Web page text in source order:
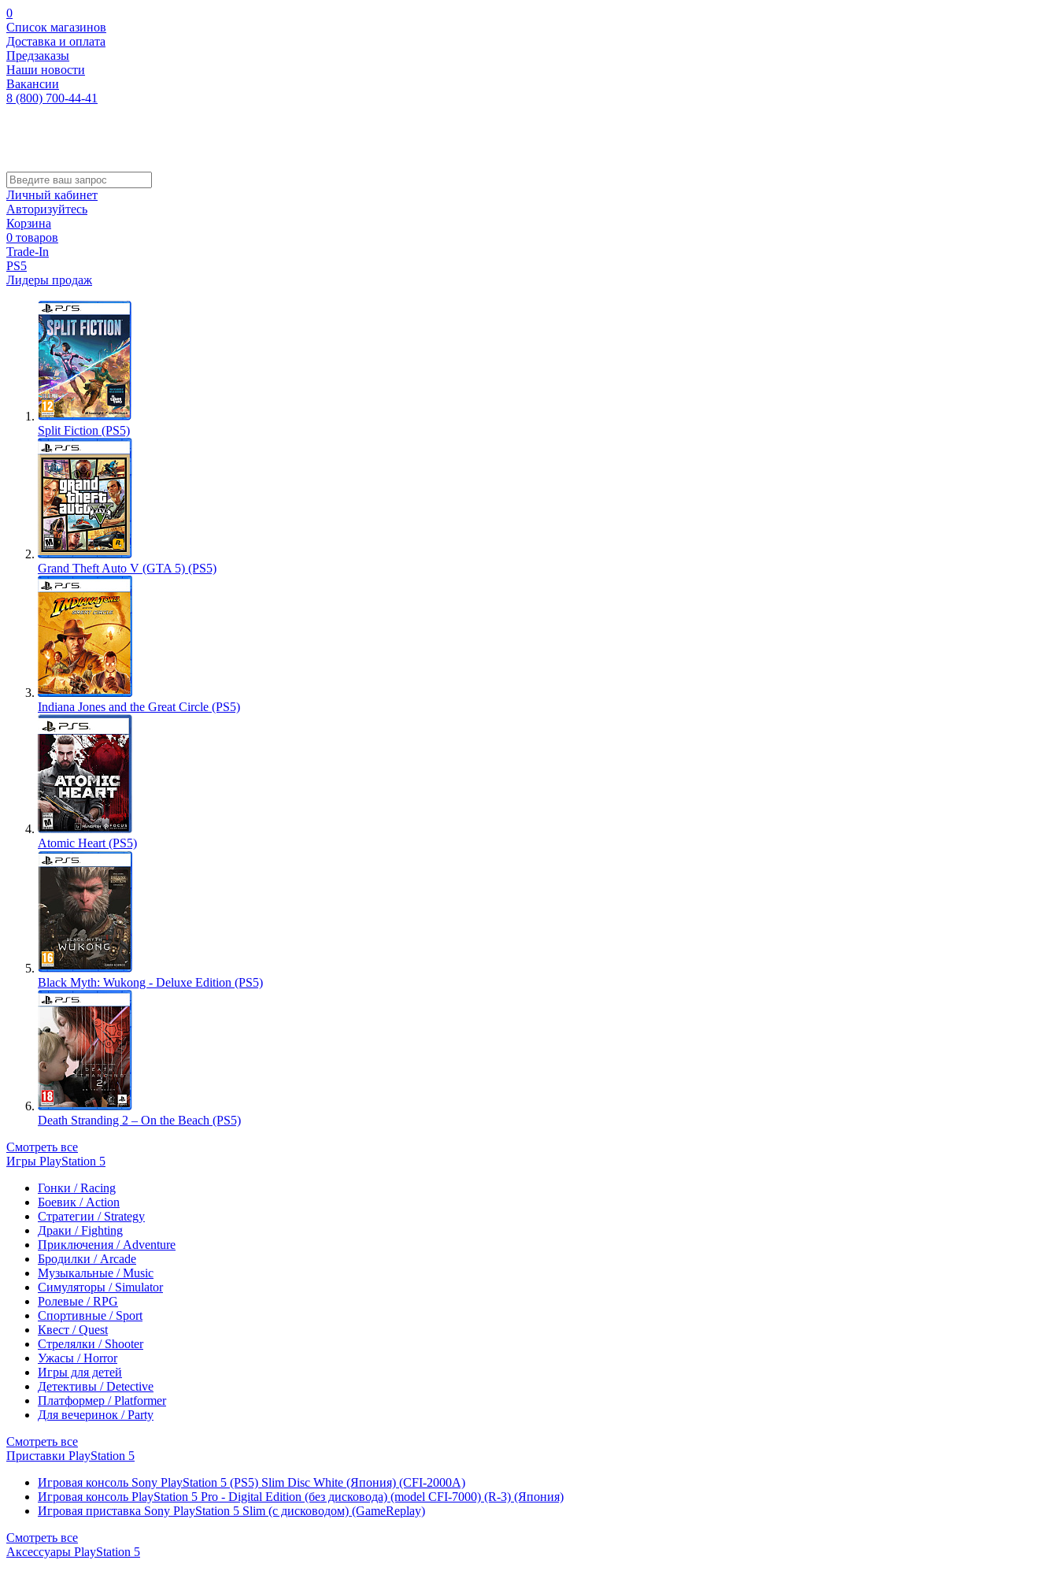
0
Список магазинов
Доставка и оплата
Предзаказы
Наши новости
Вакансии
8 (800) 700-44-41
Личный кабинет
Авторизуйтесь
Корзина
0 товаров
Trade-In
PS5
Лидеры продаж
Split Fiction (PS5)
Grand Theft Auto V (GTA 5) (PS5)
Indiana Jones and the Great Circle (PS5)
Atomic Heart (PS5)
Black Myth: Wukong - Deluxe Edition (PS5)
Death Stranding 2 – On the Beach (PS5)
Смотреть все
Игры PlayStation 5
Гонки / Racing
Боевик / Action
Стратегии / Strategy
Драки / Fighting
Приключения / Adventure
Бродилки / Arcade
Музыкальные / Music
Симуляторы / Simulator
Ролевые / RPG
Спортивные / Sport
Квест / Quest
Стрелялки / Shooter
Ужасы / Horror
Игры для детей
Детективы / Detective
Платформер / Platformer
Для вечеринок / Party
Смотреть все
Приставки PlayStation 5
Игровая консоль Sony PlayStation 5 (PS5) Slim Disc White (Япония) (CFI-2000A)
Игровая консоль PlayStation 5 Pro - Digital Edition (без дисковода) (model CFI-7000) (R-3) (Япония)
Игровая приставка Sony PlayStation 5 Slim (с дисководом) (GameReplay)
Смотреть все
Аксессуары PlayStation 5